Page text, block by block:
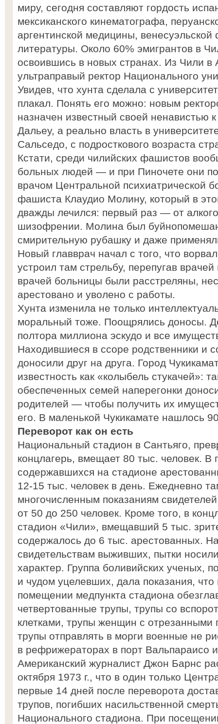
миру, сегодня составляют гордость
мексиканского кинематографа,
аргентинской медицины, венесуэльской
литературы. Около 60% эмигрантов в
освоившись в новых странах. Из Чили в
ультраправый ректор Национального
Увидев, что хунта сделала с
плакал. Понять его можно: новым
назначен известный своей ненавистью
Дальеу, а реально власть в
Сальседо, с подросткового возраста
Кстати, среди чилийских фашистов
больных людей — и при Пиночете они
врачом Центральной психиатрической
фашиста Клаудио Молину, который в
дважды лечился: первый раз — от
шизофрении. Молина был
смирительную рубашку и даже
Новый главврач начал с того, что
устроил там стрельбу, перепугав
врачей больницы были расстреляны,
арестовано и уволено с работы.
Хунта изменила не только
моральный тоже. Поощрялись доносы.
полтора миллиона эскудо и все
Находившиеся в ссоре родственники и
доносили друг на друга. Город
известность как «колыбель стукачей»:
обеспеченных семей наперегонки
родителей — чтобы получить их
его. В маленькой Чукикамате нашлось
Переворот как он есть
Национальный стадион в Сантьяго,
концлагерь, вмещает 80 тыс. человек. В
содержавшихся на стадионе
12-15 тыс. человек в день. Ежедневно
многочисленным показаниям
от 50 до 250 человек. Кроме того, в
стадион «Чили», вмещавший 5 тыс.
содержалось до 6 тыс. арестованных.
свидетельствам выживших, пытки
характер. Группа боливийских ученых,
и чудом уцелевших, дала показания, что
помещении медпункта стадиона
четвертованные трупы, трупы со
клетками, трупы женщин с отрезанными
трупы отправлять в морги военные не
в рефрижераторах в порт Вальпараисо
Американский журналист Джон Барнс
октября 1973 г., что в один только
первые 14 дней после переворота
трупов, погибших насильственной
Национального стадиона. При